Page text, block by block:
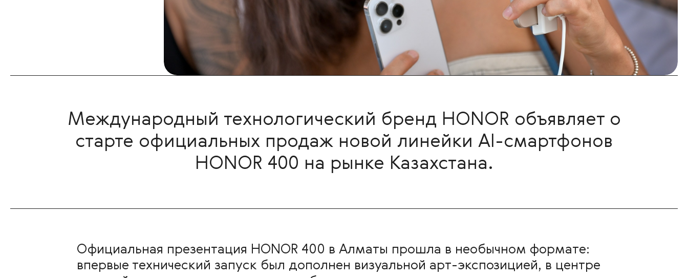
Международный технологический бренд HONOR объявляет о
старте официальных продаж новой линейки AI-смартфонов
HONOR 400 на рынке Казахстана.
Официальная презентация HONOR 400 в Алматы прошла в необычном формате:
впервые технический запуск был дополнен визуальной арт-экспозицией, в центре